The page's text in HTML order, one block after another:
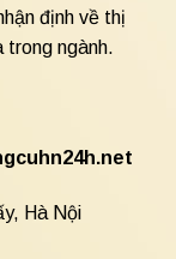
định về thị
ngành.
Hà Nội